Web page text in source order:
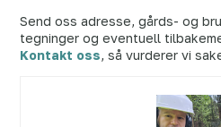
Send oss adresse, gårds- og
tegninger og eventuell
Kontakt oss, så vurderer vi